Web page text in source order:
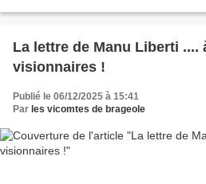
La lettre de Manu Liberti ....
visionnaires !
Publié le 06/12/2025 à 15:41
Par les vicomtes de brageole